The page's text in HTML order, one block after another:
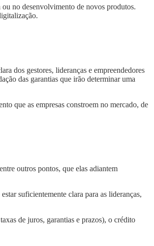
no desenvolvimento de novos produtos.
dos gestores, lideranças e empreendedores
das garantias que irão determinar uma
que as empresas constroem no mercado, de
outros pontos, que elas adiantem
suficientemente clara para as lideranças,
de juros, garantias e prazos), o crédito